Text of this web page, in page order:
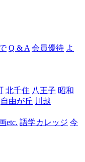
Q & A 会員優待 よ
北千住 八王子 昭和
自由が丘 川越
etc. 語学カレッジ 今